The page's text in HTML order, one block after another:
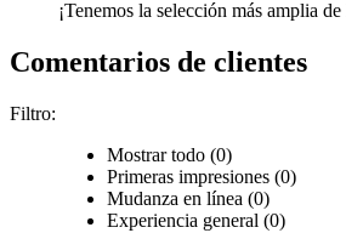
¡Tenemos la selección más amplia
Comentarios de clientes
Filtro:
Mostrar todo (0)
Primeras impresiones (0)
Mudanza en línea (0)
Experiencia general (0)